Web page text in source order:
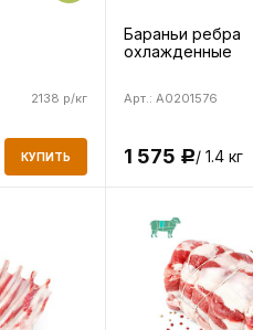
2138 р/кг
КУПИТЬ
Бараньи ребра
охлажденные
Арт.: A0201576
1 575 Р/ 1.4 кг